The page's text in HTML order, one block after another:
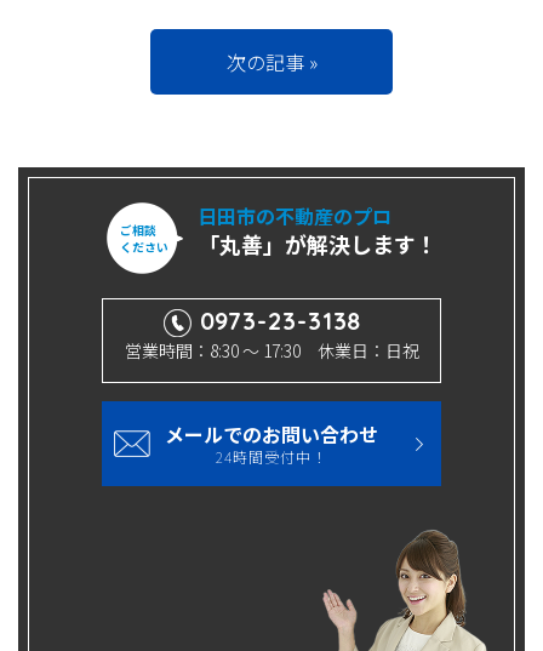
次の記事 »
ご相談
ください
日田市の不動産のプロ
「丸善」が解決します！
0973-23-3138
営業時間：8:30 ～ 17:30 休業日：日祝
メールでのお問い合わせ
24時間受付中！